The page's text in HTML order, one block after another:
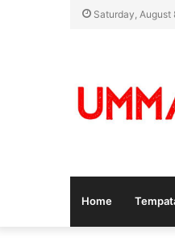
Saturday, August
Home